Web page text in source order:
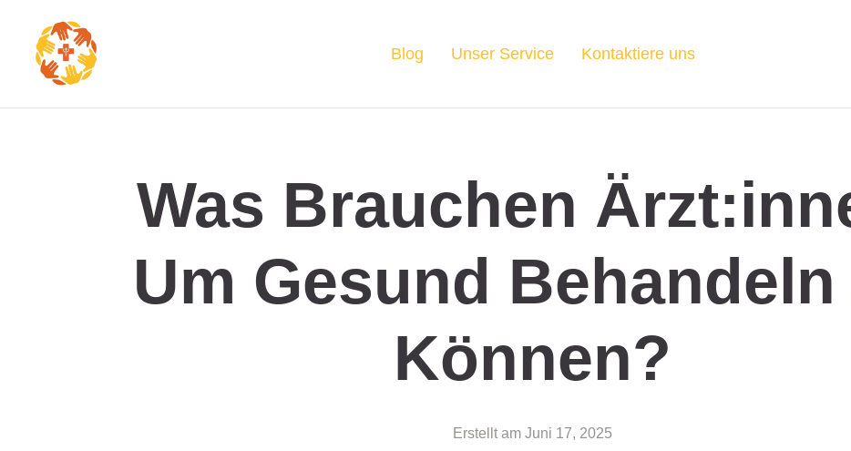
Blog Unser Service Kontaktiere uns
Was Brauchen
Um Gesund Behandeln
Können?
Erstellt am Juni 17, 2025